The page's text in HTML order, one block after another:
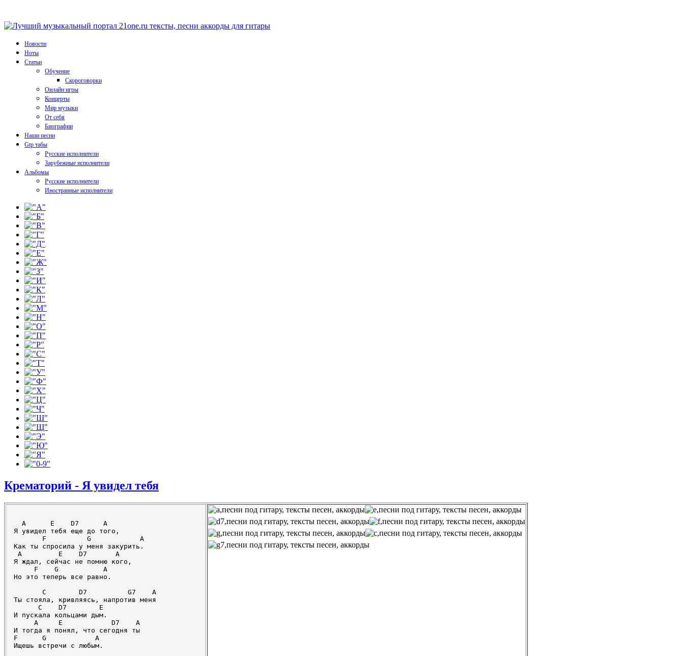
Новости
Ноты
Статьи
Обучение
Скороговорки
Онлайн игры
Концерты
Мир музыки
От себя
Биографии
Наши песни
Gtp табы
Русские исполнители
Зарубежные исполнители
Альбомы
Русские исполнители
Иностранные исполнители
Крематорий - Я увидел тебя
  A      E    D7      A
Я увидел тебя еще до того,
       F          G            A
Как ты спросила у меня закурить.
A         E    D7       A
Я ждал, сейчас не помню кого,
     F    G           A
Но это теперь все равно.
       C        D7          G7    A
Ты стояла, кривляясь, напротив меня
      C    D7        E
И пускала кольцами дым.
     A     E            D7    A
И тогда я понял, что сегодня ты
F      G            A
Ищешь встречи с любым.